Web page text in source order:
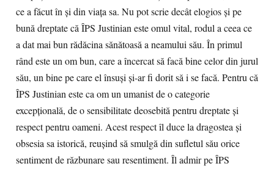
ce a făcut în şi din viaţa sa. Nu pot scrie decât elogios şi pe
bună dreptate că ÎPS Justinian este omul vital, rodul a ceea ce
a dat mai bun rădăcina sănătoasă a neamului său. În primul
rând este un om bun, care a încercat să facă bine celor din jurul
său, un bine pe care el însuşi şi-ar fi dorit să i se facă. Pentru că
ÎPS Justinian este ca om un umanist de o categorie
excepţională, de o sensibilitate deosebită pentru dreptate şi
respect pentru oameni. Acest respect îl duce la dragostea şi
obsesia sa istorică, reuşind să smulgă din sufletul său orice
sentiment de răzbunare sau resentiment. Îl admir pe ÎPS